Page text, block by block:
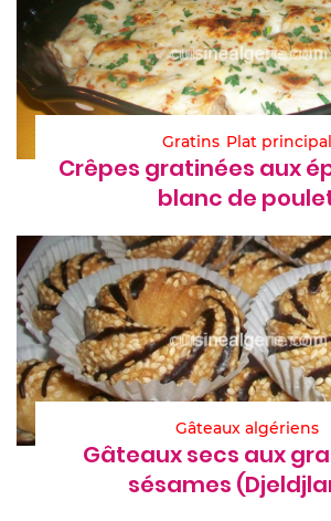
Gratins Plat principal
Crêpes gratinées aux
blanc de
Gâteaux algériens
Gâteaux secs aux
sésames